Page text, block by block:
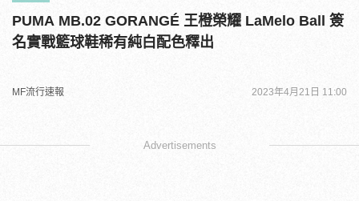
PUMA MB.02 GORANGÉ 王橙榮耀 LaMelo Ball 簽
名實戰籃球鞋稀有純白配色釋出
MF流行速報 2023年4月21日 11:00
Advertisements